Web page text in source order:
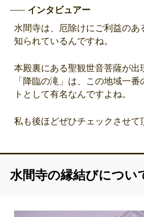
インタビュアー
水間寺は、厄除けにご利益のあ
知られているんですね。
本殿裏にある聖観世音菩薩が出
「降臨の滝」は、この地域一番
トとして有名なんですよね。
私も後ほどぜひチェックさせて
水間寺の縁結びについ